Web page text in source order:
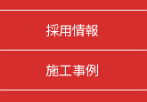
採用情報
施工事例